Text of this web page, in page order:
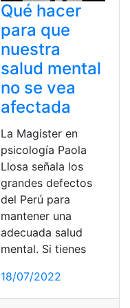
Qué hacer
para que
nuestra
salud mental
no se vea
afectada
La Magister en
psicología Paola
Llosa señala los
grandes defectos
del Perú para
mantener una
adecuada salud
mental. Si tienes
18/07/2022